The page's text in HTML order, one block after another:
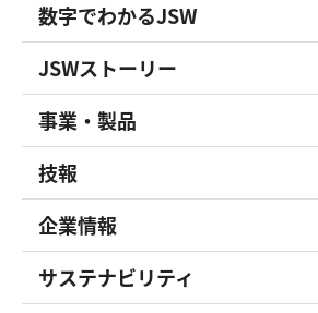
数字でわかるJSW
JSWストーリー
事業・製品
技報
企業情報
サステナビリティ